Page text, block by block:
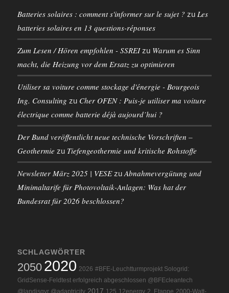
Batteries solaires : comment s'informer sur le sujet ? zu Les
batteries solaires en 13 questions-réponses
Zum Lesen / Hören empfohlen - SSREIzu Warum es Sinn
macht, die Heizung vor dem Ersatz zu optimieren
Utiliser sa voiture comme stockage d'énergie - Bourgeois
Ing. Consulting zu Cher OFEN : Puis-je utiliser ma voiture
électrique comme batterie déjà aujourd’hui ?
Der Bund veröffentlicht neue technische Vorschriften –
Geothermie zu Tiefengeothermie und kritische Rohstoffe
Newsletter März 2025 | VESEzu Abnahmevergütung und
Minimaltarife für Photovoltaik-Anlagen: Was hat der
Bundesrat für 2026 beschlossen?
SCHLAGWÖRTER
2050 2020 2026 #BFE-Leuchtturmprojekt Sologrid:
GridSense-Feldtest erfolgreich abgeschlossen @BFEcleantech
@landisgyr @adaptricity 2017 125 12energy 2. Etappe 2000-Watt-